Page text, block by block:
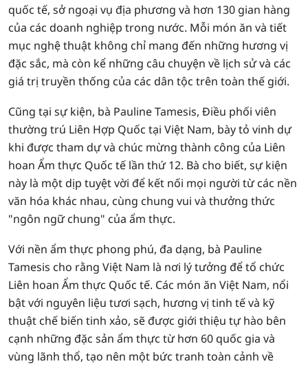
quốc tế, sở ngoại vụ địa phương và hơn 130 gian hàng
của các doanh nghiệp trong nước. Mỗi món ăn và tiết
mục nghệ thuật không chỉ mang đến những hương vị
đặc sắc, mà còn kể những câu chuyện về lịch sử và các
giá trị truyền thống của các dân tộc trên toàn thế giới.
Cũng tại sự kiện, bà Pauline Tamesis, Điều phối viên
thường trú Liên Hợp Quốc tại Việt Nam, bày tỏ vinh dự
khi được tham dự và chúc mừng thành công của Liên
hoan Ẩm thực Quốc tế lần thứ 12. Bà cho biết, sự kiện
này là một dịp tuyệt vời để kết nối mọi người từ các nền
văn hóa khác nhau, cùng chung vui và thưởng thức
"ngôn ngữ chung" của ẩm thực.
Với nền ẩm thực phong phú, đa dạng, bà Pauline
Tamesis cho rằng Việt Nam là nơi lý tưởng để tổ chức
Liên hoan Ẩm thực Quốc tế. Các món ăn Việt Nam, nổi
bật với nguyên liệu tươi sạch, hương vị tinh tế và kỹ
thuật chế biến tinh xảo, sẽ được giới thiệu tự hào bên
cạnh những đặc sản ẩm thực từ hơn 60 quốc gia và
vùng lãnh thổ, tạo nên một bức tranh toàn cảnh về